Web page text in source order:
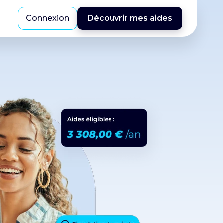
Connexion Découvrir mes aides